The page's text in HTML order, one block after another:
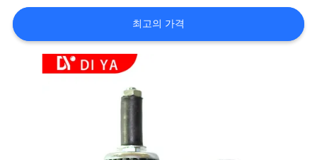
질
관
최고의 가격